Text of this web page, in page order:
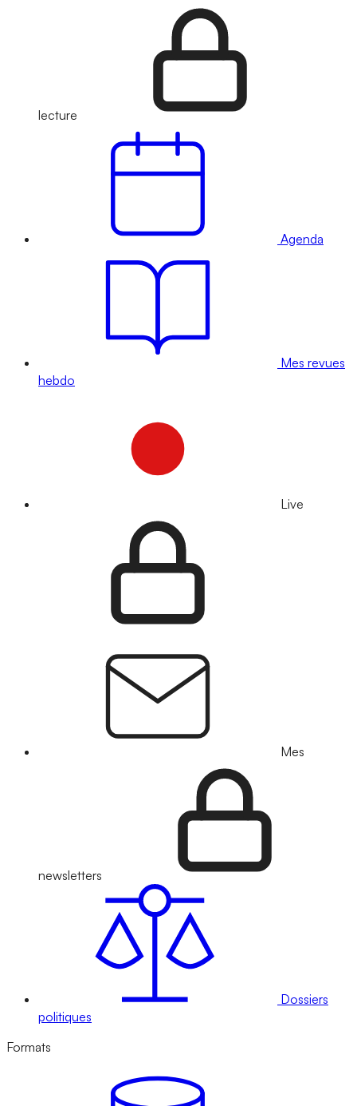
lecture
Agenda
Mes revues
hebdo
Live
Mes
newsletters
Dossiers
politiques
Formats